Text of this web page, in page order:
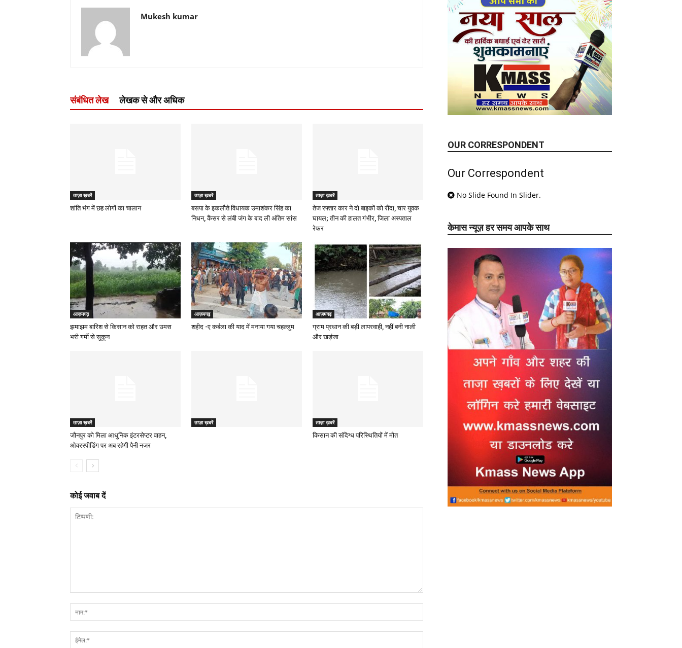
Mukesh kumar
संबंधित लेख लेखक से और अधिक
ताज़ा ख़बरें
शांति भंग में छह लोगों का चालान
ताज़ा ख़बरें
बसपा के इकलौते विधायक उमाशंकर सिंह का
निधन, कैंसर से लंबी जंग के बाद ली अंतिम सांस
ताज़ा ख़बरें
तेज रफ्तार कार ने दो बाइकों को रौंदा, चार युवक
घायल; तीन की हालत गंभीर, जिला अस्पताल
रेफर
आज़मगढ़
झमाझम बारिश से किसान को राहत और उमस
भरी गर्मी से सुकून
आज़मगढ़
शहीद -ए कर्बला की याद में मनाया गया चहल्लुम
आज़मगढ़
ग्राम प्रधान की बड़ी लापरवाही, नहीं बनी नाली
और खड़ंजा
ताज़ा ख़बरें
जौनपुर को मिला आधुनिक इंटरसेप्टर वाहन,
ओवरस्पीडिंग पर अब रहेगी पैनी नजर
ताज़ा ख़बरें ताज़ा ख़बरें
किसान की संदिग्ध परिस्थितियों में मौत
कोई जवाब दें
OUR CORRESPONDENT
Our Correspondent
No Slide Found In Slider.
केमास न्यूज़ हर समय आपके साथ